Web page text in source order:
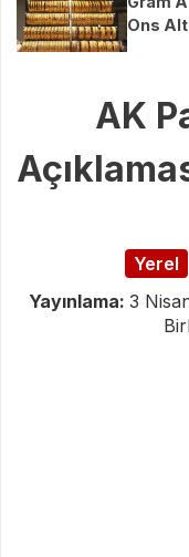
Ons
AK
Yerel
Yayınlama: 3